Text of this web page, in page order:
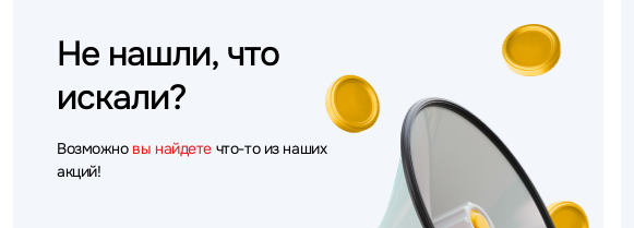
Не нашли, что
искали?
Возможно вы найдете что-то из наших
акций!